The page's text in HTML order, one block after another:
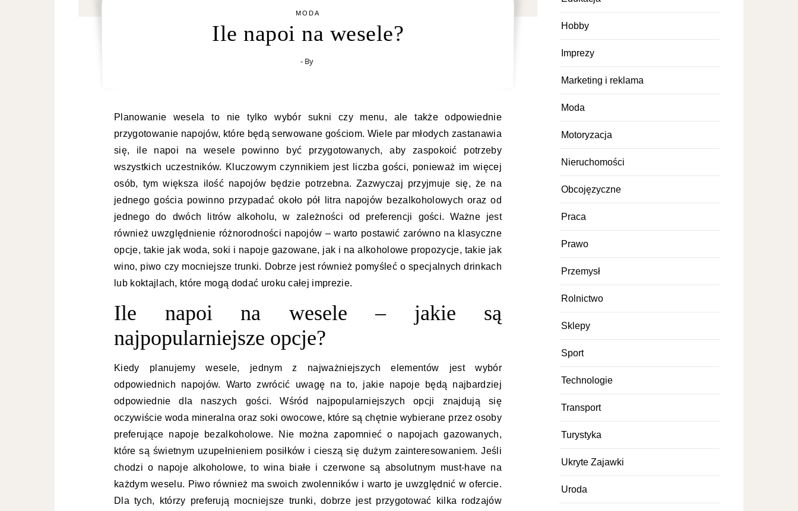
MODA
Ile napoi na wesele?
- By
Planowanie wesela to nie tylko wybór sukni czy menu, ale także odpowiednie
przygotowanie napojów, które będą serwowane gościom. Wiele par młodych zastanawia
się, ile napoi na wesele powinno być przygotowanych, aby zaspokoić potrzeby
wszystkich uczestników. Kluczowym czynnikiem jest liczba gości, ponieważ im więcej
osób, tym większa ilość napojów będzie potrzebna. Zazwyczaj przyjmuje się, że na
jednego gościa powinno przypadać około pół litra napojów bezalkoholowych oraz od
jednego do dwóch litrów alkoholu, w zależności od preferencji gości. Ważne jest
również uwzględnienie różnorodności napojów – warto postawić zarówno na klasyczne
opcje, takie jak woda, soki i napoje gazowane, jak i na alkoholowe propozycje, takie jak
wino, piwo czy mocniejsze trunki. Dobrze jest również pomyśleć o specjalnych drinkach
lub koktajlach, które mogą dodać uroku całej imprezie.
Ile napoi na wesele – jakie są
najpopularniejsze opcje?
Kiedy planujemy wesele, jednym z najważniejszych elementów jest wybór
odpowiednich napojów. Warto zwrócić uwagę na to, jakie napoje będą najbardziej
odpowiednie dla naszych gości. Wśród najpopularniejszych opcji znajdują się
oczywiście woda mineralna oraz soki owocowe, które są chętnie wybierane przez osoby
preferujące napoje bezalkoholowe. Nie można zapomnieć o napojach gazowanych,
które są świetnym uzupełnieniem posiłków i cieszą się dużym zainteresowaniem. Jeśli
chodzi o napoje alkoholowe, to wina białe i czerwone są absolutnym must-have na
każdym weselu. Piwo również ma swoich zwolenników i warto je uwzględnić w ofercie.
Dla tych, którzy preferują mocniejsze trunki, dobrze jest przygotować kilka rodzajów
Hobby
Imprezy
Marketing i reklama
Moda
Motoryzacja
Nieruchomości
Obcojęzyczne
Praca
Prawo
Przemysł
Rolnictwo
Sklepy
Sport
Technologie
Transport
Turystyka
Ukryte Zajawki
Uroda